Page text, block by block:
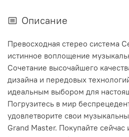
Описание
Превосходная стерео система
истинное воплощение
Сочетание высочайшего
дизайна и передовых
идеальным выбором для
Погрузитесь в мир
удовлетворите свои
Grand Master. Покупайте сейчас